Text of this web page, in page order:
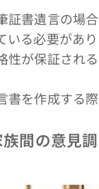
証書遺言の場
いる必要があ
性が保証され
書を作成する
間の意見